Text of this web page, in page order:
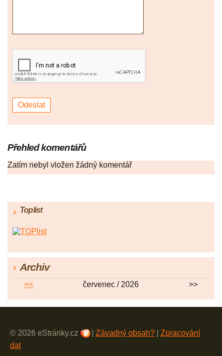
Přehled komentářů
Zatím nebyl vložen žádný komentář
Toplist
Archiv
<< červenec / 2026 >>
© 2026 eStránky.cz Závadný obsah?
Zpracování
dat